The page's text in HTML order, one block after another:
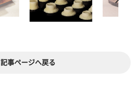
記事ページへ戻る